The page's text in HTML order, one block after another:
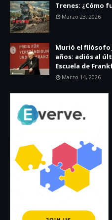
Trenes: ¿Cómo
Marzo 23, 2026
Murió el filósofo
años: adiós al
Escuela de
Marzo 14, 2026